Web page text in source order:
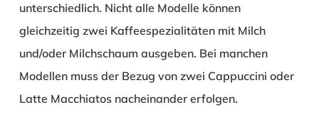
unterschiedlich. Nicht alle Modelle können
gleichzeitig zwei Kaffeespezialitäten mit Milch
und/oder Milchschaum ausgeben. Bei manchen
Modellen muss der Bezug von zwei Cappuccini oder
Latte Macchiatos nacheinander erfolgen.